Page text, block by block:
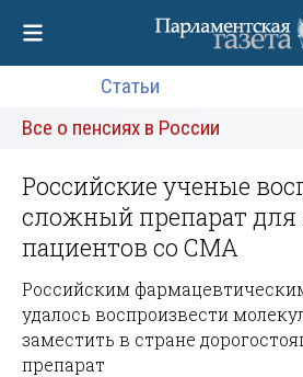
Статьи
Все о пенсиях в России
Российские ученые
сложный препарат для
пациентов со СМА
Российским
удалось воспроизвести
заместить в стране
препарат